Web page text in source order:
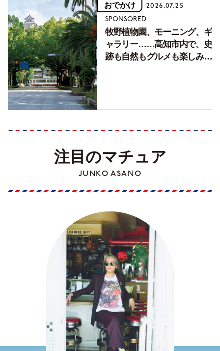
おでかけ 2026.07.25
SPONSORED
牧野植物園、モーニング、ギ
ャラリー……高知市内で、史
跡も自然もグルメも楽しみ尽
注目のマチュア
JUNKO ASANO